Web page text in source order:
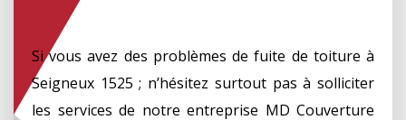
Si vous avez des problèmes de fuite de toiture à
Seigneux 1525 ; n’hésitez surtout pas à solliciter
les services de notre entreprise MD Couverture